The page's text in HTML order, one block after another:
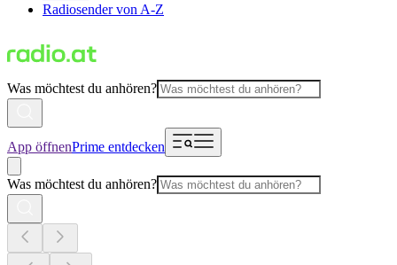
Radiosender von A-Z
Was möchtest du anhören?
App öffnenPrime entdecken
Was möchtest du anhören?